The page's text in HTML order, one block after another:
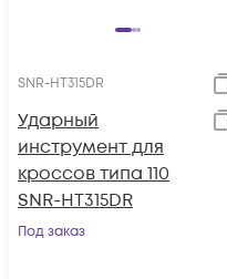
SNR-HT315DR
Ударный
инструмент для
кроссов типа 110
SNR-HT315DR
Под заказ